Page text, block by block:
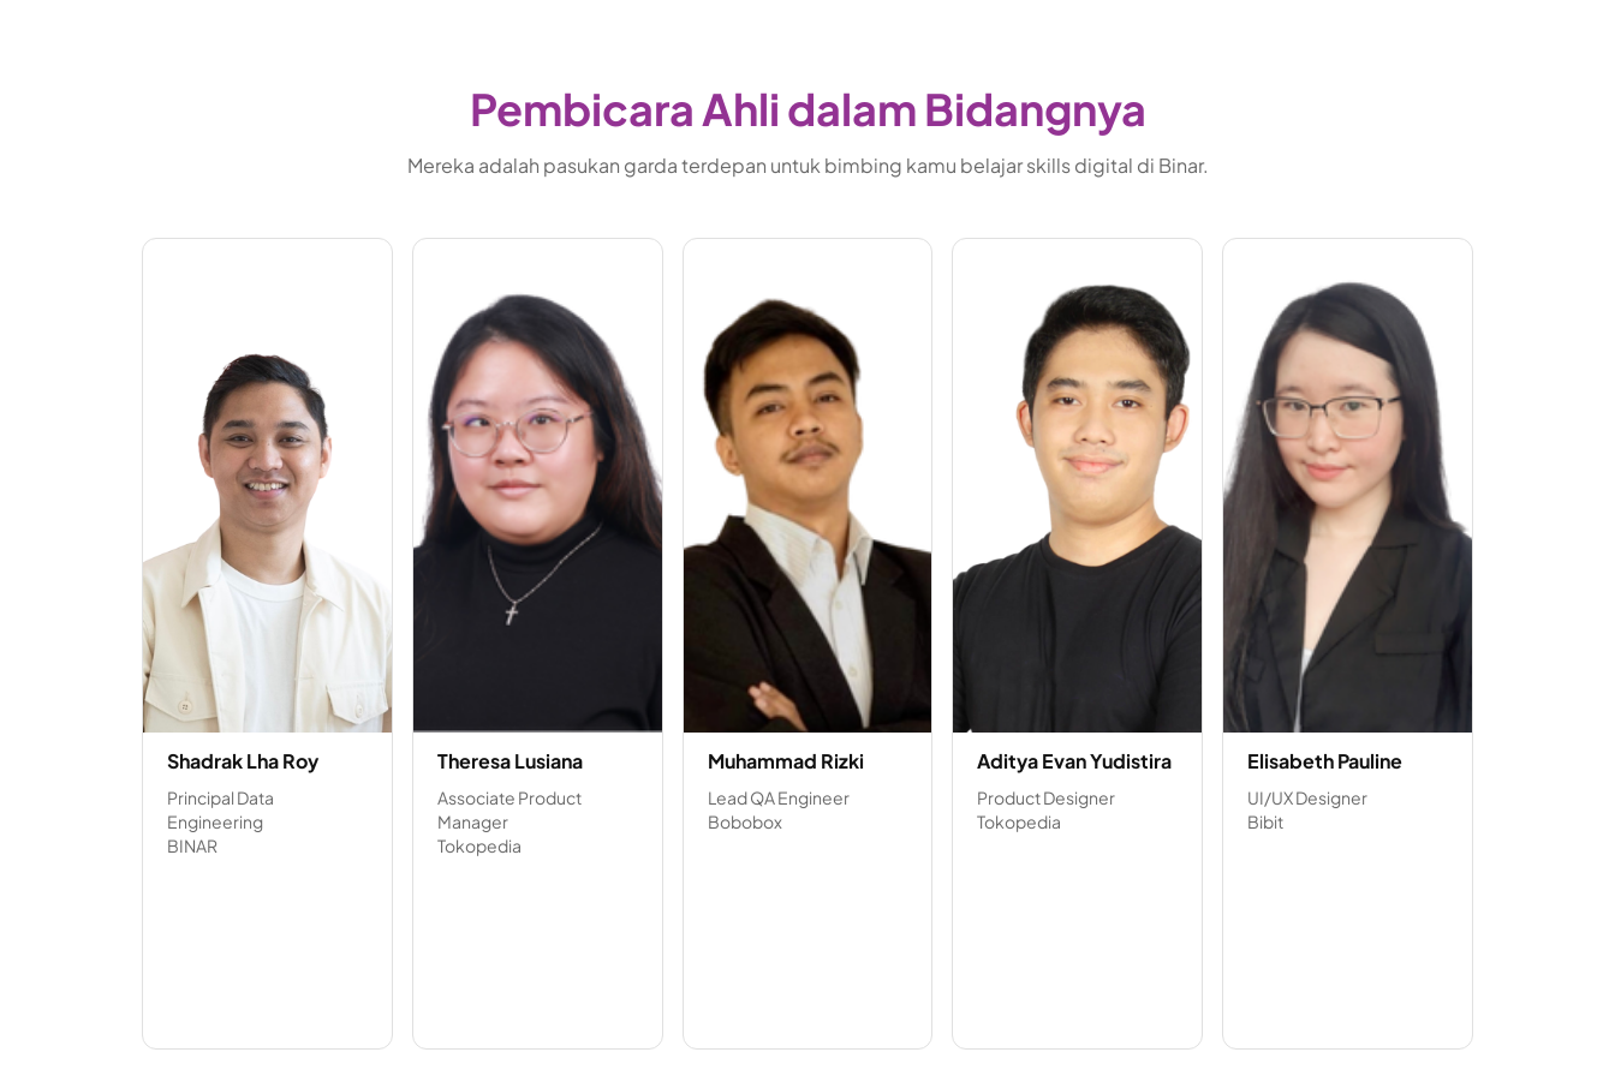
Pembicara Ahli dalam Bidangnya
Mereka adalah pasukan garda terdepan untuk bimbing kamu belajar skills digital di Binar.
Shadrak Lha Roy
Principal Data
Engineering
BINAR
Theresa Lusiana
Associate Product
Manager
Tokopedia
Muhammad Rizki
Lead QA Engineer
Bobobox
Aditya Evan Yudistira
Product Designer
Tokopedia
Elisabeth Pauline
UI/UX Designer
Bibit